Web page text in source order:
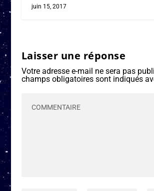
juin 15, 2017
Laisser une réponse
Votre adresse e-mail ne sera pas
champs obligatoires sont indiqués